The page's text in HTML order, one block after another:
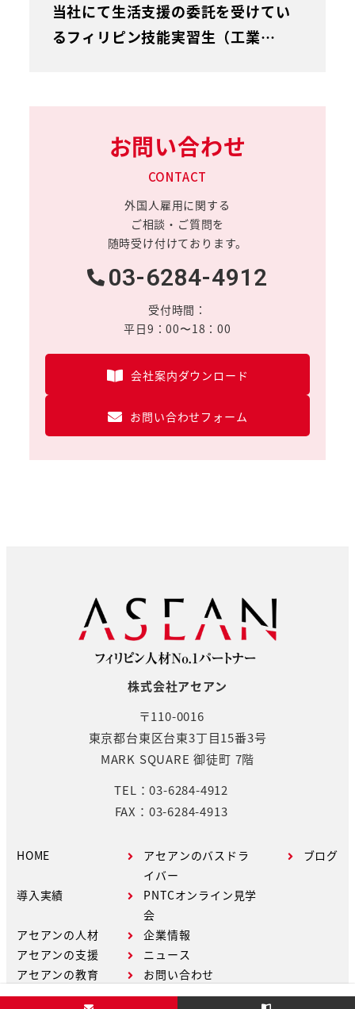
当社にて生活支援の委託を受けてい
るフィリピン技能実習生（工業…
お問い合わせ
CONTACT
外国人雇用に関する
ご相談・ご質問を
随時受け付けております。
03-6284-4912
受付時間：
平日9：00〜18：00
会社案内ダウンロード
お問い合わせフォーム
株式会社アセアン
〒110-0016
東京都台東区台東3丁目15番3号
MARK SQUARE 御徒町 7階
TEL：03-6284-4912
FAX：03-6284-4913
HOME
導入実績
アセアンの人材
アセアンの支援
アセアンの教育
アセアンのバスドラ
イバー
PNTCオンライン見学
会
企業情報
ニュース
お問い合わせ
ブログ